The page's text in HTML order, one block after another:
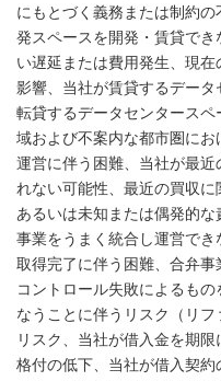
にもとづく義務または制約
発スペースを開発・賃貸で
い遅延または費用発生、現
影響、当社が賃貸するデー
転貸するデータセンタース
域および不案内な都市圏にお
運営に伴う困難、当社が最
れない可能性、最近の買収
あるいは未知または偶発的
事業をうまく統合し運営で
取得完了に伴う困難、合弁
コントロール失敗によるも
なうことに伴うリスク（リ
リスク、当社が借入金を期
格付の低下、当社が借入契